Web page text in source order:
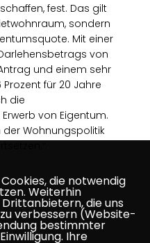
fest. Das gilt
sondern
Mit einer
von
und einem sehr
für 20 Jahre
die
von Eigentum.
der Wohnungspolitik
die notwendig
Weiterhin
die uns
verbessern (Website-
bestimmter
Ihre